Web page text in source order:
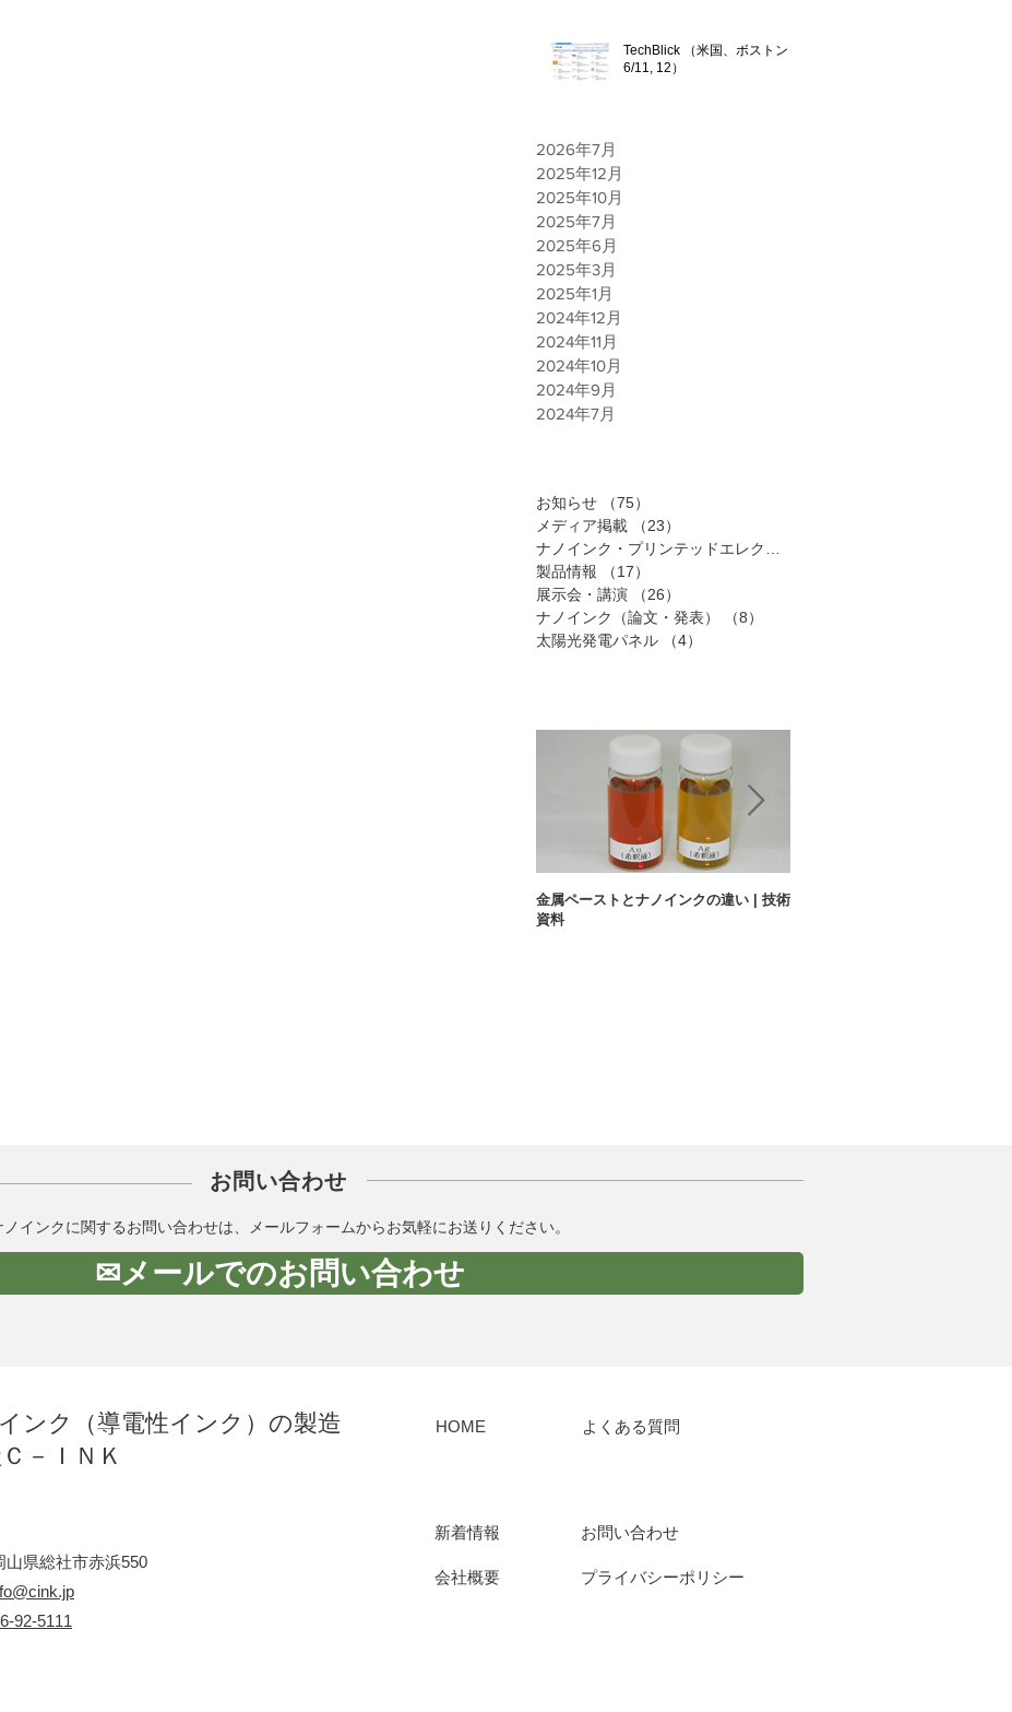
TechBlick （米国、ボストン
6/11, 12）
2026年7月
2025年12月
2025年10月
2025年7月
2025年6月
2025年3月
2025年1月
2024年12月
2024年11月
2024年10月
2024年9月
2024年7月
お知らせ （75）
メディア掲載
（23）
製品情報
（17）
展示会・講演
（26）
ナノインク（論文・発表）
（8）
太陽光発電パネル
（4）
金属ペーストとナノインクの違い | 技術
資料
お問い合わせ
ノインクに関するお問い合わせは、メールフォームからお気軽にお送りください。
✉メールでのお問い合わせ
ンク（導電性インク）の製造
－ＩＮＫ
山県総社市赤浜550
92-5111
HOME よくある質問
新着情報 お問い合わせ
会社概要 プライバシーポリシー